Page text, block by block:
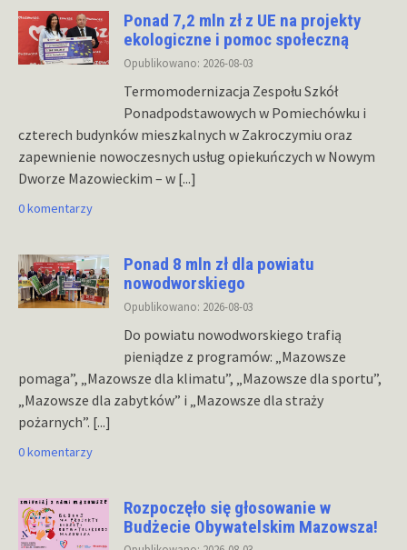
Ponad 7,2 mln zł z UE na projekty
ekologiczne i pomoc społeczną
Opublikowano: 2026-08-03
Termomodernizacja Zespołu Szkół
Ponadpodstawowych w Pomiechówku i
czterech budynków mieszkalnych w Zakroczymiu oraz
zapewnienie nowoczesnych usług opiekuńczych w Nowym
Dworze Mazowieckim – w [...]
0 komentarzy
Ponad 8 mln zł dla powiatu
nowodworskiego
Opublikowano: 2026-08-03
Do powiatu nowodworskiego trafią
pieniądze z programów: „Mazowsze
pomaga”, „Mazowsze dla klimatu”, „Mazowsze dla sportu”,
„Mazowsze dla zabytków” i „Mazowsze dla straży
pożarnych”. [...]
0 komentarzy
Rozpoczęło się głosowanie w
Budżecie Obywatelskim Mazowsza!